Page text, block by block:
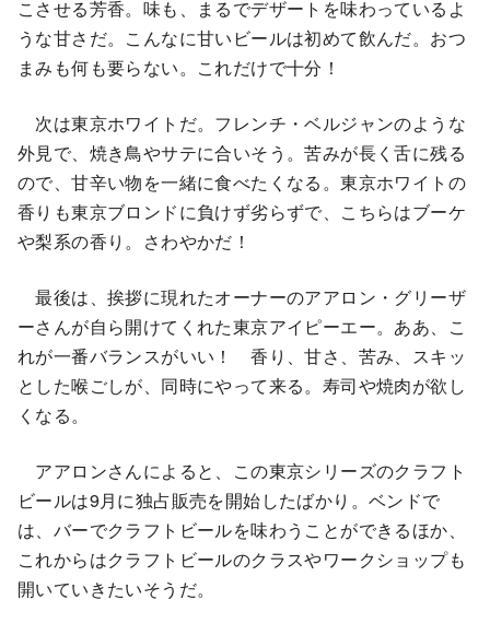
こさせる芳香。味も、まるでデザートを味わっているよ
うな甘さだ。こんなに甘いビールは初めて飲んだ。おつ
まみも何も要らない。これだけで十分！
次は東京ホワイトだ。フレンチ・ベルジャンのような
外見で、焼き鳥やサテに合いそう。苦みが長く舌に残る
ので、甘辛い物を一緒に食べたくなる。東京ホワイトの
香りも東京ブロンドに負けず劣らずで、こちらはブーケ
や梨系の香り。さわやかだ！
最後は、挨拶に現れたオーナーのアアロン・グリーザ
ーさんが自ら開けてくれた東京アイピーエー。ああ、こ
れが一番バランスがいい！ 香り、甘さ、苦み、スキッ
とした喉ごしが、同時にやって来る。寿司や焼肉が欲し
くなる。
アアロンさんによると、この東京シリーズのクラフト
ビールは9月に独占販売を開始したばかり。ベンドで
は、バーでクラフトビールを味わうことができるほか、
これからはクラフトビールのクラスやワークショップも
開いていきたいそうだ。